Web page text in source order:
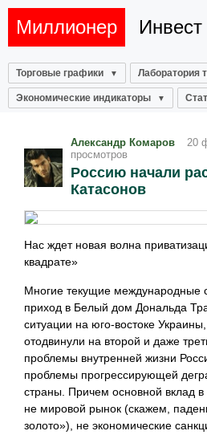
Миллионер
Торговые графики Лаборатория
Экономические индикаторы
Александр Комаров 20
просмотров
Россию начали
Катасонов
Нас ждет новая волна
квадрате»
Многие текущие международные
приход в Белый дом Дональда
ситуации на юго-востоке
отодвинули на второй и даже
проблемы внутренней жизни
проблемы прогрессирующей
страны. Причем основной вклад в
не мировой рынок (скажем,
золото»), не экономические